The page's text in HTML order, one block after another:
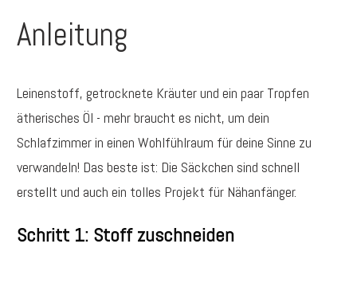
Anleitung
Leinenstoff, getrocknete Kräuter und ein paar Tropfen
ätherisches Öl - mehr braucht es nicht, um dein
Schlafzimmer in einen Wohlfühlraum für deine Sinne zu
verwandeln! Das beste ist: Die Säckchen sind schnell
erstellt und auch ein tolles Projekt für Nähanfänger.
Schritt 1: Stoff zuschneiden